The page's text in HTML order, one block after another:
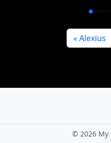
Alexius
© 2026 My